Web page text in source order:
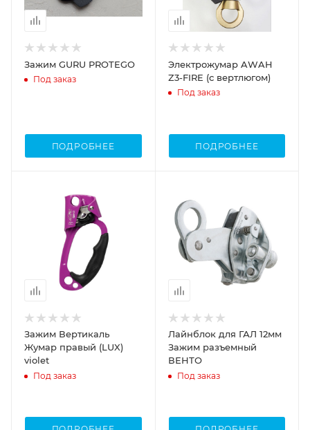
Зажим GURU PROTEGO
Под заказ
ПОДРОБНЕЕ
Электрожумар AWAH
Z3-FIRE (с вертлюгом)
Под заказ
ПОДРОБНЕЕ
Зажим Вертикаль
Жумар правый (LUX)
violet
Под заказ
Лайнблок для ГАЛ 12мм
Зажим разъемный
ВЕНТО
Под заказ